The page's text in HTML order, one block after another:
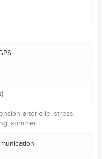
artérielle, stress,
sommeil